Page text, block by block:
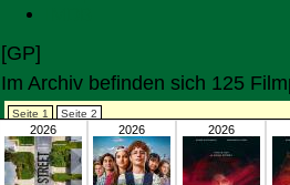
[GP]
Im Archiv befinden sich 125
Seite 1 Seite 2
2026 2026 2026